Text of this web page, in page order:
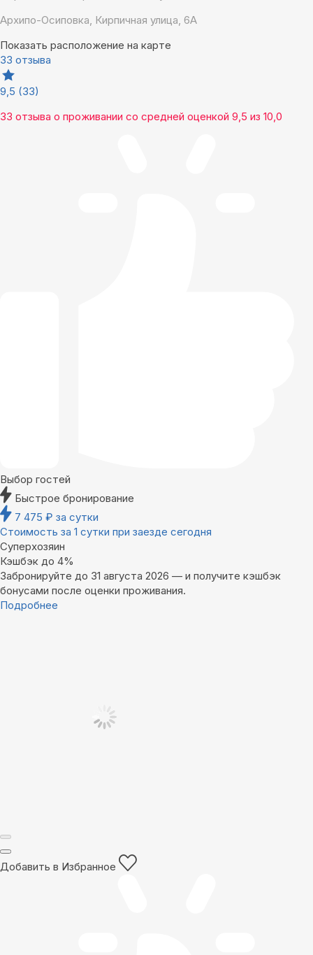
Архипо-Осиповка, Кирпичная улица, 6А
Показать расположение на карте
33 отзыва
9,5 (33)
33 отзыва о проживании со средней оценкой 9,5 из 10,0
Выбор гостей
Быстрое бронирование
7 475 ₽ за сутки
Стоимость за 1 сутки при заезде сегодня
Суперхозяин
Кэшбэк до 4%
Забронируйте до 31 августа 2026 — и получите кэшбэк
бонусами после оценки проживания.
Подробнее
Добавить в Избранное